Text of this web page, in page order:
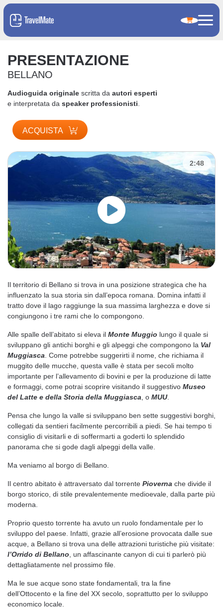
PRESENTAZIONE
BELLANO
Audioguida originale scritta da autori esperti
e interpretata da speaker professionisti
ACQUISTA
2:48
Il territorio di Bellano si trova in una posizione strategica che ha
influenzato la sua storia sin dall’epoca romana. Domina infatti il
tratto dove il lago raggiunge la sua massima larghezza e dove si
congiungono i tre rami che lo compongono.
Alle spalle dell’abitato si eleva il Monte Muggio lungo il quale si
sviluppano gli antichi borghi e gli alpeggi che compongono la Val
Muggiasca . Come potrebbe suggerirti il nome, che richiama il
muggito delle mucche, questa valle è stata per secoli molto
importante per l’allevamento di bovini e per la produzione di latte
e formaggi, come potrai scoprire visitando il suggestivo Museo
del Latte e della Storia della Muggiasca , o MUU.
Pensa che lungo la valle si sviluppano ben sette suggestivi borghi,
collegati da sentieri facilmente percorribili a piedi. Se hai tempo ti
consiglio di visitarli e di soffermarti a goderti lo splendido
panorama che si gode dagli alpeggi della valle.
Ma veniamo al borgo di Bellano.
Il centro abitato è attraversato dal torrente Pioverna che divide il
borgo storico, di stile prevalentemente medioevale, dalla parte più
moderna.
Proprio questo torrente ha avuto un ruolo fondamentale per lo
sviluppo del paese. Infatti, grazie all’erosione provocata dalle sue
acque, a Bellano si trova una delle attrazioni turistiche più visitate:
l’Orrido di Bellano , un affascinante canyon di cui ti parlerò più
dettagliatamente nel prossimo file.
Ma le sue acque sono state fondamentali, tra la fine
dell’Ottocento e la fine del XX secolo, soprattutto per lo sviluppo
economico locale.